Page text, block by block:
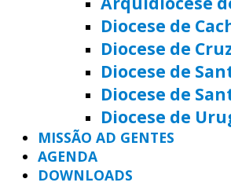
Diocese de
Diocese de
Diocese de
Diocese de
Diocese de
MISSÃO AD GENTES
AGENDA
DOWNLOADS